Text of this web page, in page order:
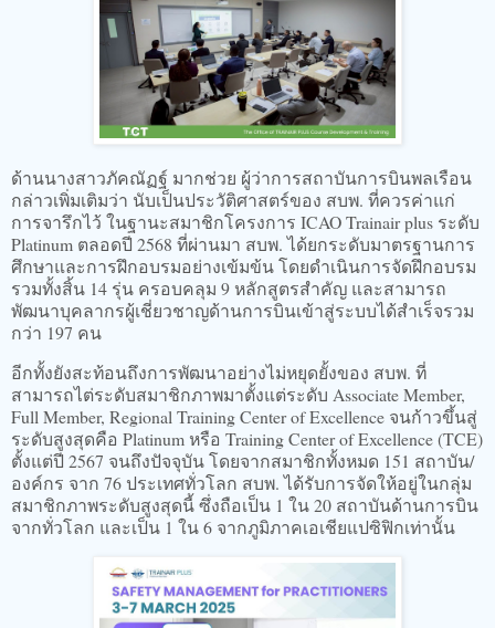
ด้านนางสาวภัคณัฏฐ์ มากช่วย ผู้ว่าการสถาบันการบินพลเรือน
กล่าวเพิ่มเติมว่า นับเป็นประวัติศาสตร์ของ สบพ. ที่ควรค่าแก่
การจารึกไว้ ในฐานะสมาชิกโครงการ ICAO Trainair plus ระดับ
Platinum ตลอดปี 2568 ที่ผ่านมา สบพ. ได้ยกระดับมาตรฐานการ
ศึกษาและการฝึกอบรมอย่างเข้มข้น โดยดำเนินการจัดฝึกอบรม
รวมทั้งสิ้น 14 รุ่น ครอบคลุม 9 หลักสูตรสำคัญ และสามารถ
พัฒนาบุคลากรผู้เชี่ยวชาญด้านการบินเข้าสู่ระบบได้สำเร็จรวม
กว่า 197 คน
อีกทั้งยังสะท้อนถึงการพัฒนาอย่างไม่หยุดยั้งของ สบพ. ที่
สามารถไต่ระดับสมาชิกภาพมาตั้งแต่ระดับ Associate Member,
Full Member, Regional Training Center of Excellence จนก้าวขึ้นสู่
ระดับสูงสุดคือ Platinum หรือ Training Center of Excellence (TCE)
ตั้งแต่ปี 2567 จนถึงปัจจุบัน โดยจากสมาชิกทั้งหมด 151 สถาบัน/
องค์กร จาก 76 ประเทศทั่วโลก สบพ. ได้รับการจัดให้อยู่ในกลุ่ม
สมาชิกภาพระดับสูงสุดนี้ ซึ่งถือเป็น 1 ใน 20 สถาบันด้านการบิน
จากทั่วโลก และเป็น 1 ใน 6 จากภูมิภาคเอเชียแปซิฟิกเท่านั้น